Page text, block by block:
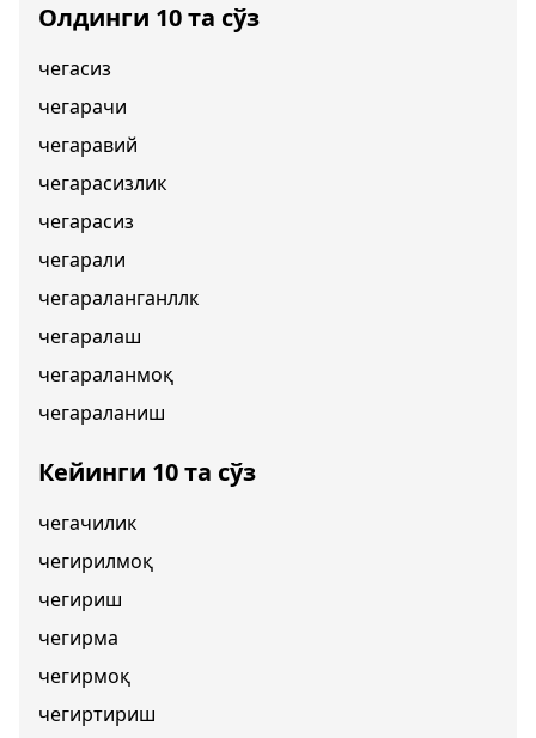
Олдинги 10 та сўз
чегасиз
чегарачи
чегаравий
чегарасизлик
чегарасиз
чегарали
чегараланганллк
чегаралаш
чегараланмоқ
чегараланиш
Кейинги 10 та сўз
чегачилик
чегирилмоқ
чегириш
чегирма
чегирмоқ
чегиртириш